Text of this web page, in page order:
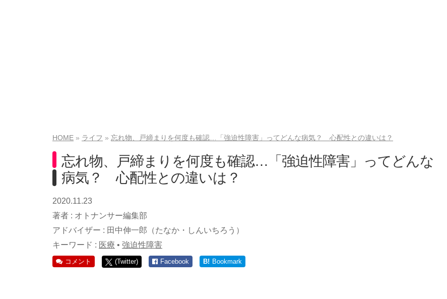
HOME ライフ 忘れ物、戸締まりを何度も確認…「強迫性障害」ってどんな病気？ 心配性との違いは？
忘れ物、戸締まりを何度も確認…「強迫性障害」ってどんな
病気？ 心配性との違いは？
2020.11.23
著者 : オトナンサー編集部
アドバイザー : 田中伸一郎（たなか・しんいちろう）
キーワード : 医療 • 強迫性障害
コメント (Twitter) Facebook B! Bookmark